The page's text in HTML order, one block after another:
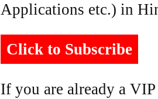
Applications etc.) in
Click to Subscribe
If you are already a